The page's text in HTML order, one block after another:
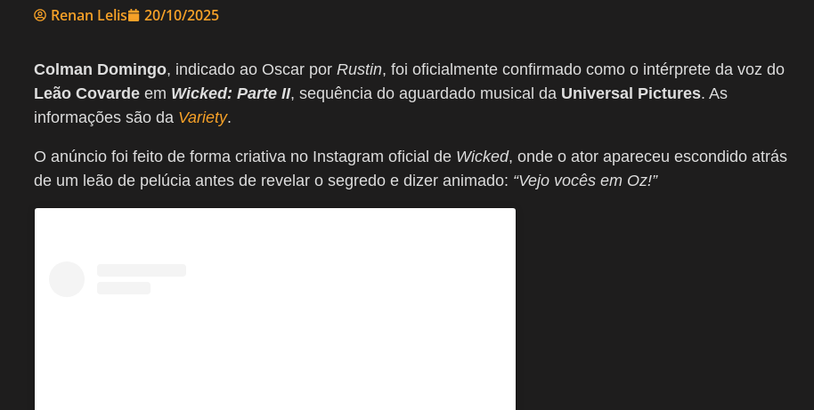
Renan Lelis 20/10/2025
Colman Domingo, indicado ao Oscar por Rustin, foi oficialmente confirmado como o intérprete da voz do
Leão Covarde em Wicked: Parte II, sequência do aguardado musical da Universal Pictures. As
informações são da Variety.
O anúncio foi feito de forma criativa no Instagram oficial de Wicked, onde o ator apareceu escondido atrás
de um leão de pelúcia antes de revelar o segredo e dizer animado: “Vejo vocês em Oz!”